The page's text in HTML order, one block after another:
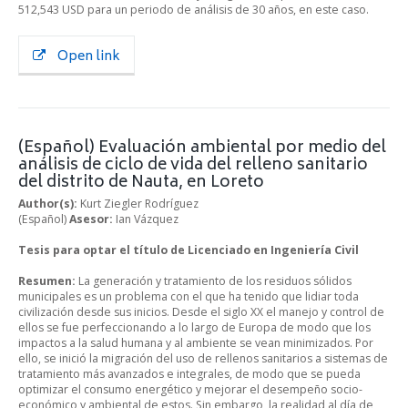
512,543 USD para un periodo de análisis de 30 años, en este caso.
Open link
(Español) Evaluación ambiental por medio del
análisis de ciclo de vida del relleno sanitario
del distrito de Nauta, en Loreto
Author(s): Kurt Ziegler Rodríguez
(Español)Asesor: Ian Vázquez
Tesis para optar el título de Licenciado en Ingeniería Civil
Resumen: La generación y tratamiento de los residuos sólidos
municipales es un problema con el que ha tenido que lidiar toda
civilización desde sus inicios. Desde el siglo XX el manejo y control de
ellos se fue perfeccionando a lo largo de Europa de modo que los
impactos a la salud humana y al ambiente se vean minimizados. Por
ello, se inició la migración del uso de rellenos sanitarios a sistemas de
tratamiento más avanzados e integrales, de modo que se pueda
optimizar el consumo energético y mejorar el desempeño socio-
económico y ambiental de estos. Sin embargo, la realidad al día de